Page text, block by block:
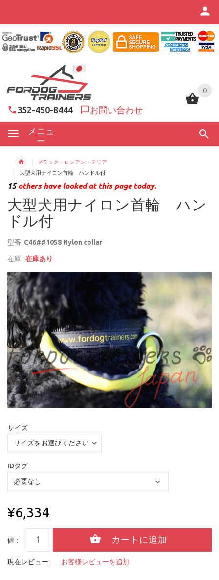
0
352-450-8444 お問い合わせ
メニュ
ー
0
ブラック・ロシアン・テリア
大型犬用ナイロン首輪 ハンドル付
15others have looked at this page today.
大型犬用ナイロン首輪 ハン
ドル付
型番: C46##1058 Nylon collar
在庫: 在庫あり
サイズ
IDタグ
¥6,334
値：
現在レビュー: お客様レビューを追加